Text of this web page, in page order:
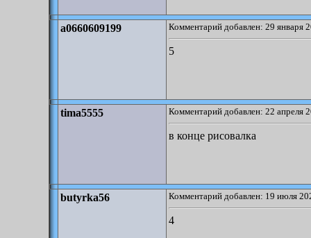
a0660609199 Комментарий добавлен: 29 января
5
tima5555 Комментарий добавлен: 22 апреля
в конце рисовалка
butyrka56 Комментарий добавлен: 19 июля
4